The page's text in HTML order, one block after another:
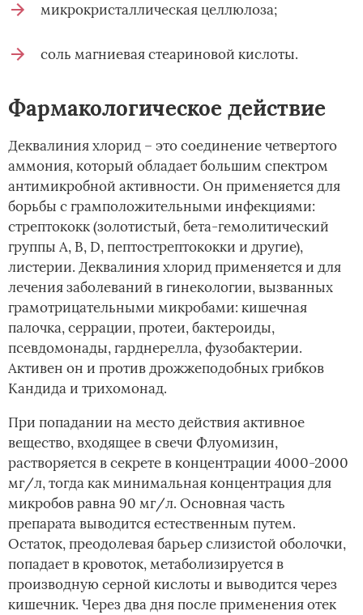
микрокристаллическая целлюлоза;
соль магниевая стеариновой кислоты.
Фармакологическое действие
Деквалиния хлорид – это соединение четвертого
аммония, который обладает большим спектром
антимикробной активности. Он применяется для
борьбы с грамположительными инфекциями:
стрептококк (золотистый, бета-гемолитический
группы А, В, D, пептострептококки и другие),
листерии. Деквалиния хлорид применяется и для
лечения заболеваний в гинекологии, вызванных
грамотрицательными микробами: кишечная
палочка, серрации, протеи, бактероиды,
псевдомонады, гарднерелла, фузобактерии.
Активен он и против дрожжеподобных грибков
Кандида и трихомонад.
При попадании на место действия активное
вещество, входящее в свечи Флуомизин,
растворяется в секрете в концентрации 4000-2000
мг/л, тогда как минимальная концентрация для
микробов равна 90 мг/л. Основная часть
препарата выводится естественным путем.
Остаток, преодолевая барьер слизистой оболочки,
попадает в кровоток, метаболизируется в
производную серной кислоты и выводится через
кишечник. Через два дня после применения отек